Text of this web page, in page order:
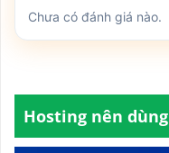
Chưa có đánh giá nào.
Hosting nên dùng